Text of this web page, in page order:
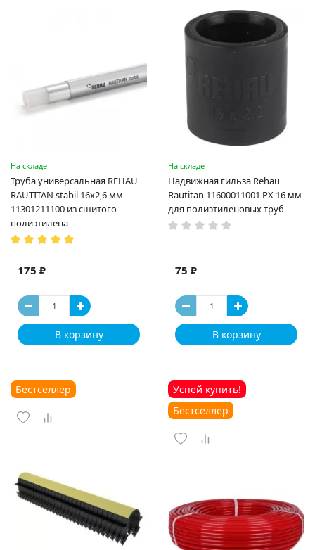
На складе
Труба универсальная REHAU
RAUTITAN stabil 16х2,6 мм
11301211100 из сшитого
полиэтилена
175 ₽
В корзину
На складе
Надвижная гильза Rehau
Rautitan 11600011001 PX 16 мм
для полиэтиленовых труб
75 ₽
В корзину
Бестселлер
Успей купить!
Бестселлер